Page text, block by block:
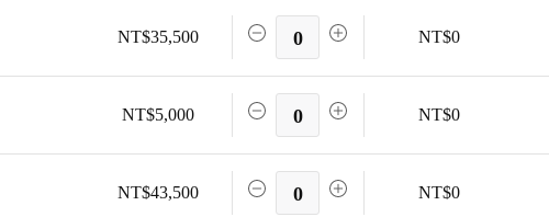
NT$35,500 0 NT$0
NT$5,000 0 NT$0
NT$43,500 0 NT$0